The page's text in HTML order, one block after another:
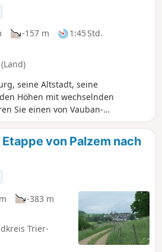
Sie Lust haben, gehen Sie bis
Gebäude, dem heutigen Sitz der
Ihren Ausflug mit einer kurzen
Hamilius, von wo aus Sie
zum Großherzoglichen Palast
gelangen. Auf den beiden
Sie zahlreiche Cafés und
-157 m
1:45 Std.
seine Altstadt, seine
Höhen mit wechselnden
Sie einen von Vauban-
Park. Steigen Sie auf den
hinunter in die Altstadt.
von Palzem nach
-383 m
Trier-